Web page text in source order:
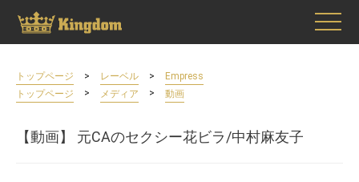
トップページ > レーベル >
Empress
トップページ
> メディア > 動画
【動画】 元CAのセクシー花ビラ/中村麻友子